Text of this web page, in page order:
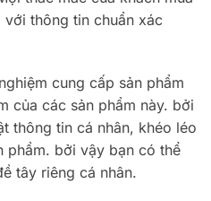
thông tin chuẩn xác
cung cấp sản phẩm
của các sản phẩm này. bởi
thông tin cá nhân, khéo léo
phẩm. bởi vậy bạn có thể
tây riêng cá nhân.